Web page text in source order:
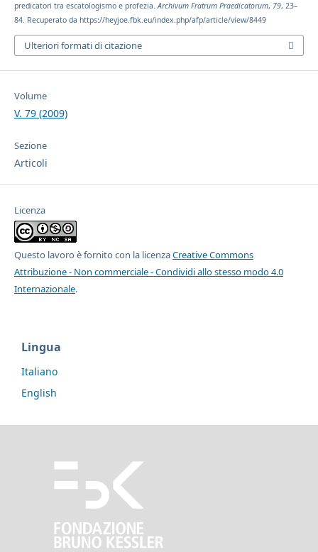
predicatori tra escatologismo e profezia.Archivum Fratrum Praedicatorum, 79, 23–
84. Recuperato da https://heyjoe.fbk.eu/index.php/afp/article/view/8449
Ulteriori formati di citazione
Volume
V. 79 (2009)
Sezione
Articoli
Licenza
Questo lavoro è fornito con la licenzaCreative Commons
Attribuzione - Non commerciale - Condividi allo stesso modo 4.0
Internazionale.
Lingua
Italiano
English